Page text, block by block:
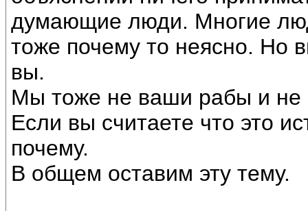
думающие люди. Многие
тоже почему то неясно. Но
вы.
Мы тоже не ваши рабы и не
Если вы считаете что это
почему.
В общем оставим эту тему.